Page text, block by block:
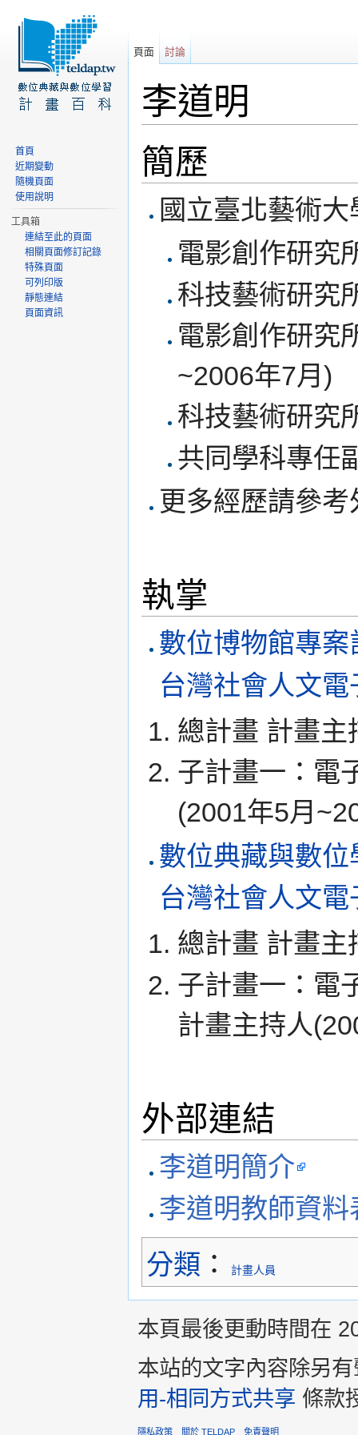
李道明
簡歷
國立臺北藝術大
電影創作研究
科技藝術研究
電影創作研究
~2006年7月)
科技藝術研究
共同學科專任
更多經歷請參考
執掌
數位博物館專案
台灣社會人文
總計畫 計畫主
子計畫一：電
(2001年5月
數位典藏與數
台灣社會人文
總計畫 計畫主
子計畫一：電
計畫主持人
外部連結
李道明簡介
李道明教師資料
分類 ： 計畫人員
頁面 討論
首頁
近期變動
隨機頁面
使用說明
工具箱
連結至此的頁面
相關頁面修訂記錄
特殊頁面
可列印版
靜態連結
頁面資訊
本頁最後更動時間在
本站的文字內容除另
用-相同方式共享 條款
隱私政策 關於 TELDAP 免責聲明